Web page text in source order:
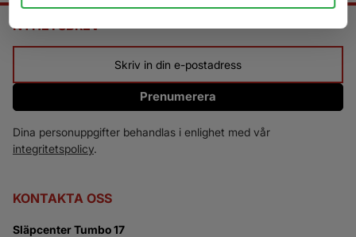
NYHETSBREV
Prenumerera
Dina personuppgifter behandlas i enlighet med vår
integritetspolicy.
KONTAKTA OSS
Släpcenter Tumbo 17